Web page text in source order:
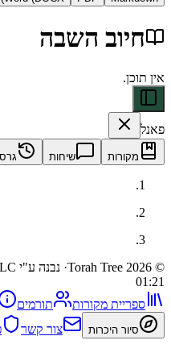
השבה
שיחות גרסאות
· נבנה ע"י Turn Byte LLC
מקורות תורמים אודות
היכרות צור קשר פרטיות